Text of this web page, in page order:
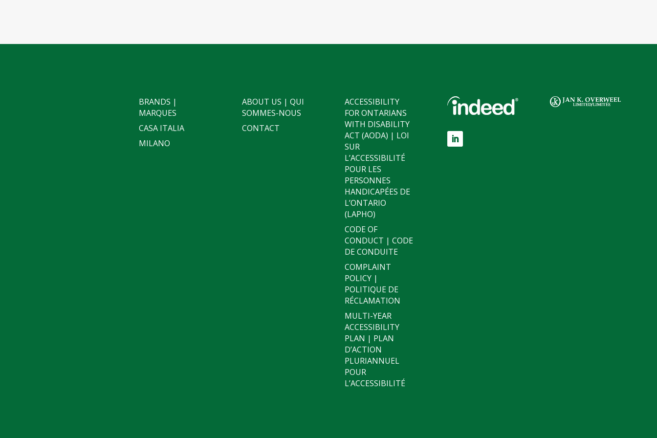
BRANDS |
MARQUES
CASA ITALIA
MILANO
ABOUT US | QUI
SOMMES-NOUS
CONTACT
ACCESSIBILITY
FOR ONTARIANS
WITH DISABILITY
ACT (AODA) | LOI
SUR
L’ACCESSIBILITÉ
POUR LES
PERSONNES
HANDICAPÉES DE
L’ONTARIO
(LAPHO)
CODE OF
CONDUCT | CODE
DE CONDUITE
COMPLAINT
POLICY |
POLITIQUE DE
RÉCLAMATION
MULTI-YEAR
ACCESSIBILITY
PLAN | PLAN
D’ACTION
PLURIANNUEL
POUR
L’ACCESSIBILITÉ